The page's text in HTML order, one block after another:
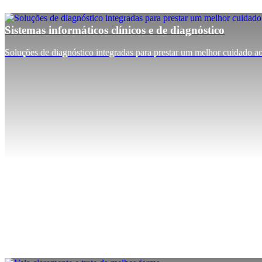
Sistemas informáticos clínicos e de diagnóstico
Soluções de diagnóstico integradas para prestar um melhor cuidado